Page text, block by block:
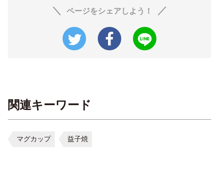
ページをシェアしよう！
関連キーワード
マグカップ 益子焼